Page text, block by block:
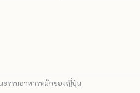
ธรรมอาหารหมักของญี่ปุ่น